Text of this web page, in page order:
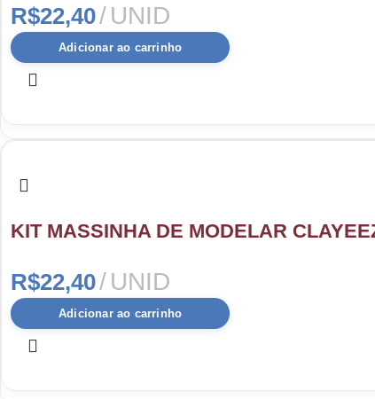
R$22,40 UNID
Adicionar ao carrinho
KIT MASSINHA DE MODELAR
R$22,40 UNID
Adicionar ao carrinho